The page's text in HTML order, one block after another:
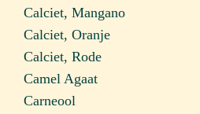
Calciet, Mangano
Calciet, Oranje
Calciet, Rode
Camel Agaat
Carneool